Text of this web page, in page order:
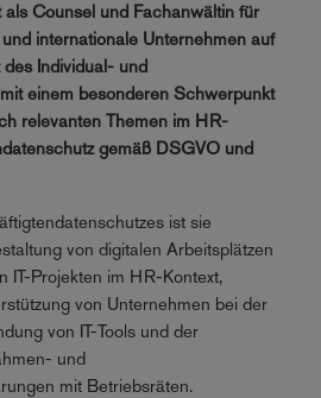
Counsel und Fachanwältin für
internationale Unternehmen auf
Individual- und
einem besonderen Schwerpunkt
relevanten Themen im HR-
gemäß DSGVO und
ist sie
von digitalen Arbeitsplätzen
IT-Projekten im HR-Kontext,
von Unternehmen bei der
von IT-Tools und der
und
mit Betriebsräten.